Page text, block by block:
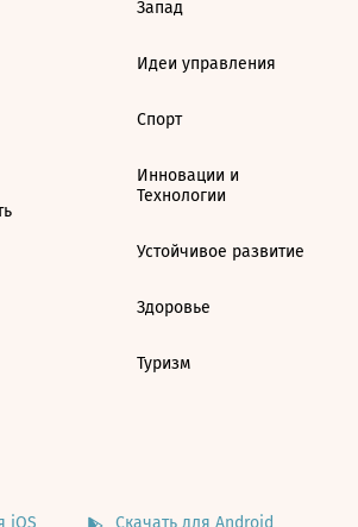
Запад
Идеи управления
Спорт
Инновации и
Технологии
Устойчивое развитие
Здоровье
Туризм
iOS Скачать для Android